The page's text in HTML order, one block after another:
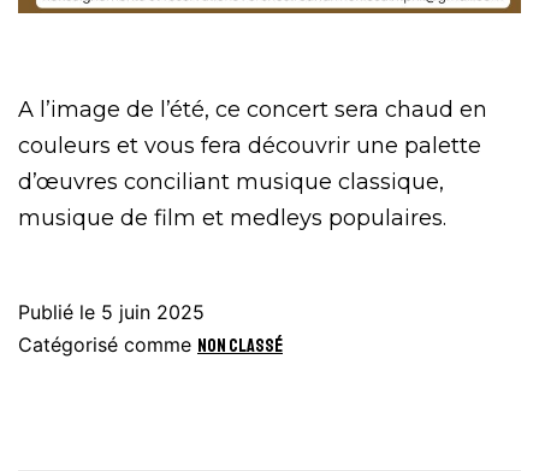
A l’image de l’été, ce concert sera chaud en
couleurs et vous fera découvrir une palette
d’œuvres conciliant musique classique,
musique de film et medleys populaires.
Publié le 5 juin 2025
Catégorisé comme Non classé